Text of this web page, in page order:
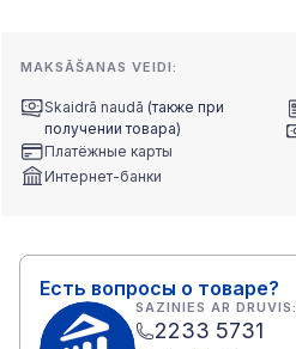
MAKSĀŠANAS VEIDI:
Skaidrā naudā (также при
получении товара)
Платёжные карты
Интернет-банки
Есть вопросы о товаре?
SAZINIES AR DRUVIS:
2233 5731